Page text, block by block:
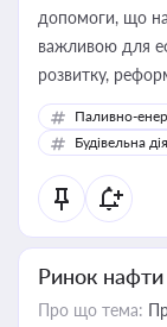
допомоги, що
важливою для
розвитку,
Паливно-
Будівельна
Ринок нафти
Про що тема: